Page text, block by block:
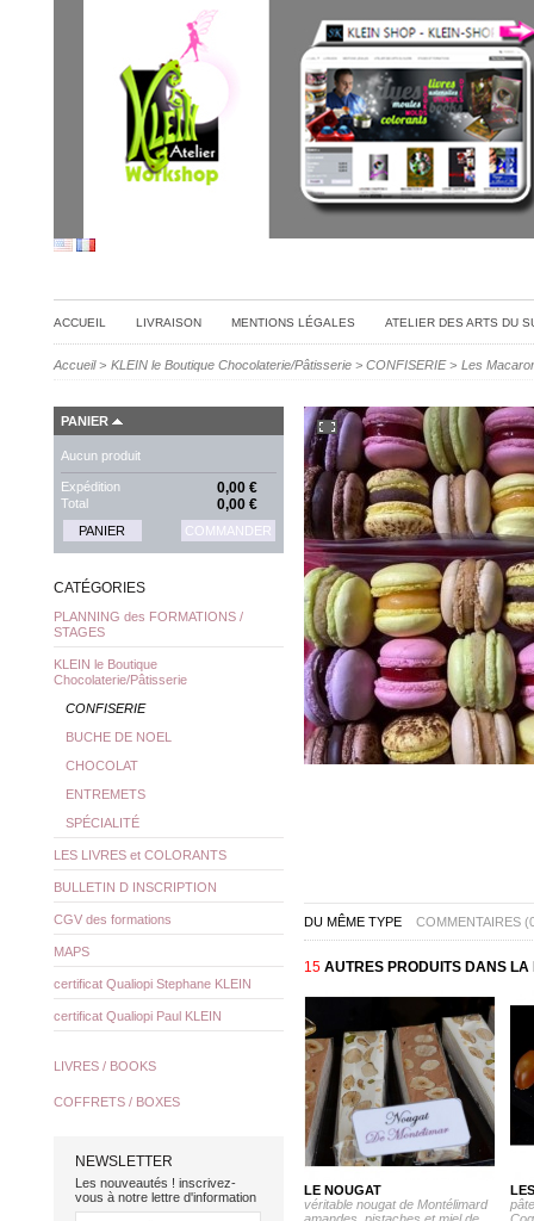
ACCUEIL LIVRAISON MENTIONS LÉGALES ATELIER DES ARTS DU
Accueil > KLEIN le Boutique Chocolaterie/Pâtisserie > CONFISERIE > Les
DU MÊME TYPE COMMENTAIRES
15 AUTRES PRODUITS DANS LA
LE NOUGAT
véritable nougat de Montélimard
PANIER
Aucun produit
Expédition 0,00 €
Total 0,00 €
PANIER COMMANDER
CATÉGORIES
PLANNING des FORMATIONS /
STAGES
KLEIN le Boutique
Chocolaterie/Pâtisserie
CONFISERIE
BUCHE DE NOEL
CHOCOLAT
ENTREMETS
SPÉCIALITÉ
LES LIVRES et COLORANTS
BULLETIN D INSCRIPTION
CGV des formations
MAPS
certificat Qualiopi Stephane KLEIN
certificat Qualiopi Paul KLEIN
LIVRES / BOOKS
COFFRETS / BOXES
NEWSLETTER
Les nouveautés ! inscrivez-
vous à notre lettre d'information